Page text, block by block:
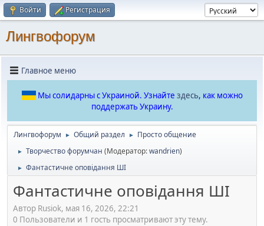
Войти Регистрация
Лингвофорум
Главное меню
Мы солидарны с Украиной. Узнайте здесь, как можно
поддержать Украину.
Лингвофорум ► Общий раздел ► Просто общение
► Творчество форумчан (Модератор:wandrien)
► Фантастичне оповідання ШІ
Фантастичне оповідання ШІ
Автор Rusiok, мая 16, 2026, 22:21
0 Пользователи и 1 гость просматривают эту тему.